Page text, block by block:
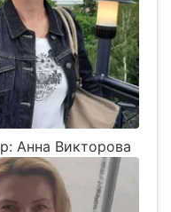
Анна Викторова